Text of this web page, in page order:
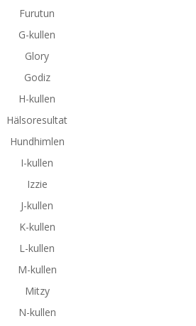
Furutun
G-kullen
Glory
Godiz
H-kullen
Hälsoresultat
Hundhimlen
I-kullen
Izzie
J-kullen
K-kullen
L-kullen
M-kullen
Mitzy
N-kullen